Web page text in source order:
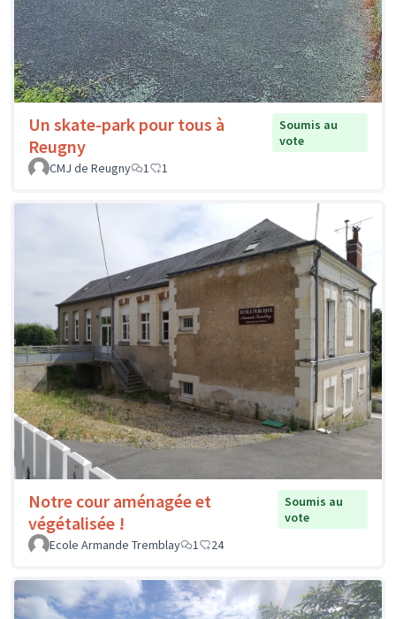
Un skate-park pour tous à
Reugny
Soumis au
vote
CMJ de Reugny
1 1
Notre cour aménagée et
végétalisée !
Soumis au
vote
Ecole Armande Tremblay
1 24